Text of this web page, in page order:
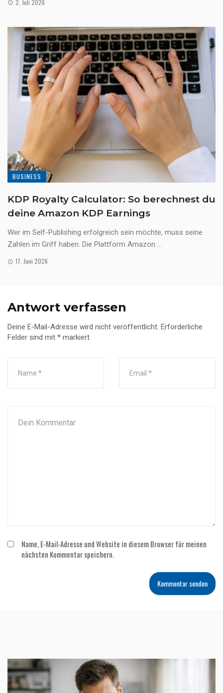
2. Juli 2026
BUSINESS
KDP Royalty Calculator: So berechnest du
deine Amazon KDP Earnings
Wer im Self-Publishing erfolgreich sein möchte, muss seine
Zahlen im Griff haben. Die Plattform Amazon ...
17. Juni 2026
Antwort verfassen
Deine E-Mail-Adresse wird nicht veröffentlicht. Erforderliche
Felder sind mit * markiert
Name, E-Mail-Adresse und Website in diesem Browser für meinen
nächsten Kommentar speichern.